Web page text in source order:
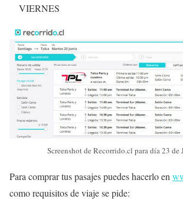
VIERNES
Screenshot de Recorrido.cl para día 23 de
Para comprar tus pasajes puedes hacerlo en
como requisitos de viaje se pide: